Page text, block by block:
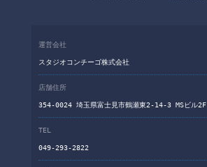
運営会社
スタジオコンチーゴ株式会社
店舗住所
354-0024 埼玉県富士見市鶴瀬東2-14-3 MSビル2F
TEL
049-293-2822